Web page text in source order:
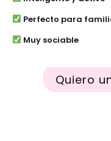
Perfecto para
Muy sociable
Quiero